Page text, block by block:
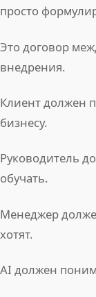
просто
Это договор
внедрения.
Клиент должен
бизнесу.
Руководитель
обучать.
Менеджер
хотят.
AI должен